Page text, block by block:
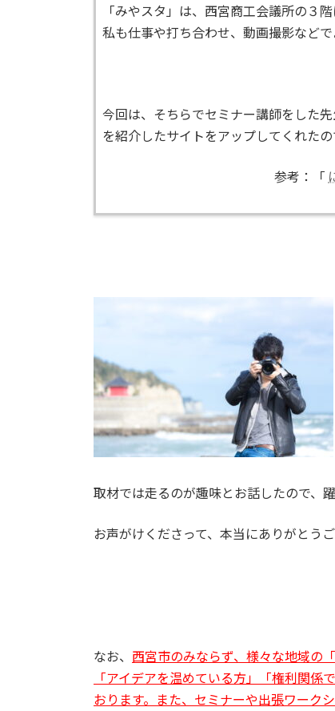
「みやスタ」は、西宮商工会議所の３
私も仕事や打ち合わせ、動画撮影などで
今回は、そちらでセミナー講師をした
を紹介したサイトをアップしてくれたの
参考：「
取材では走るのが趣味とお話したので、
お声がけくださって、本当にありがとう
なお、 西宮市のみならず、様々な地域の
「アイデアを温めている方」「権利関係
おります。また、セミナーや出張ワーク